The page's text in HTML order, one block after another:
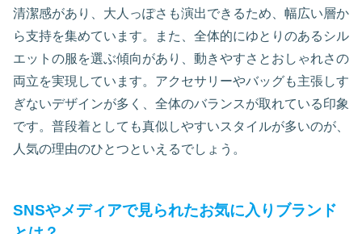
清潔感があり、大人っぽさも演出できるため、幅広い層か
ら支持を集めています。また、全体的にゆとりのあるシル
エットの服を選ぶ傾向があり、動きやすさとおしゃれさの
両立を実現しています。アクセサリーやバッグも主張しす
ぎないデザインが多く、全体のバランスが取れている印象
です。普段着としても真似しやすいスタイルが多いのが、
人気の理由のひとつといえるでしょう。
SNSやメディアで見られたお気に入りブランド